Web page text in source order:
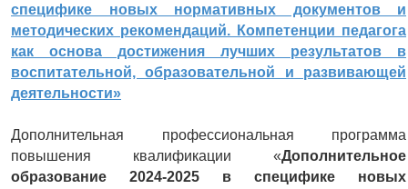
специфике новых нормативных документов и
методических рекомендаций. Компетенции педагога
как основа достижения лучших результатов в
воспитательной, образовательной и развивающей
деятельности»
Дополнительная профессиональная программа
повышения квалификации «Дополнительное
образование 2024-2025 в специфике новых